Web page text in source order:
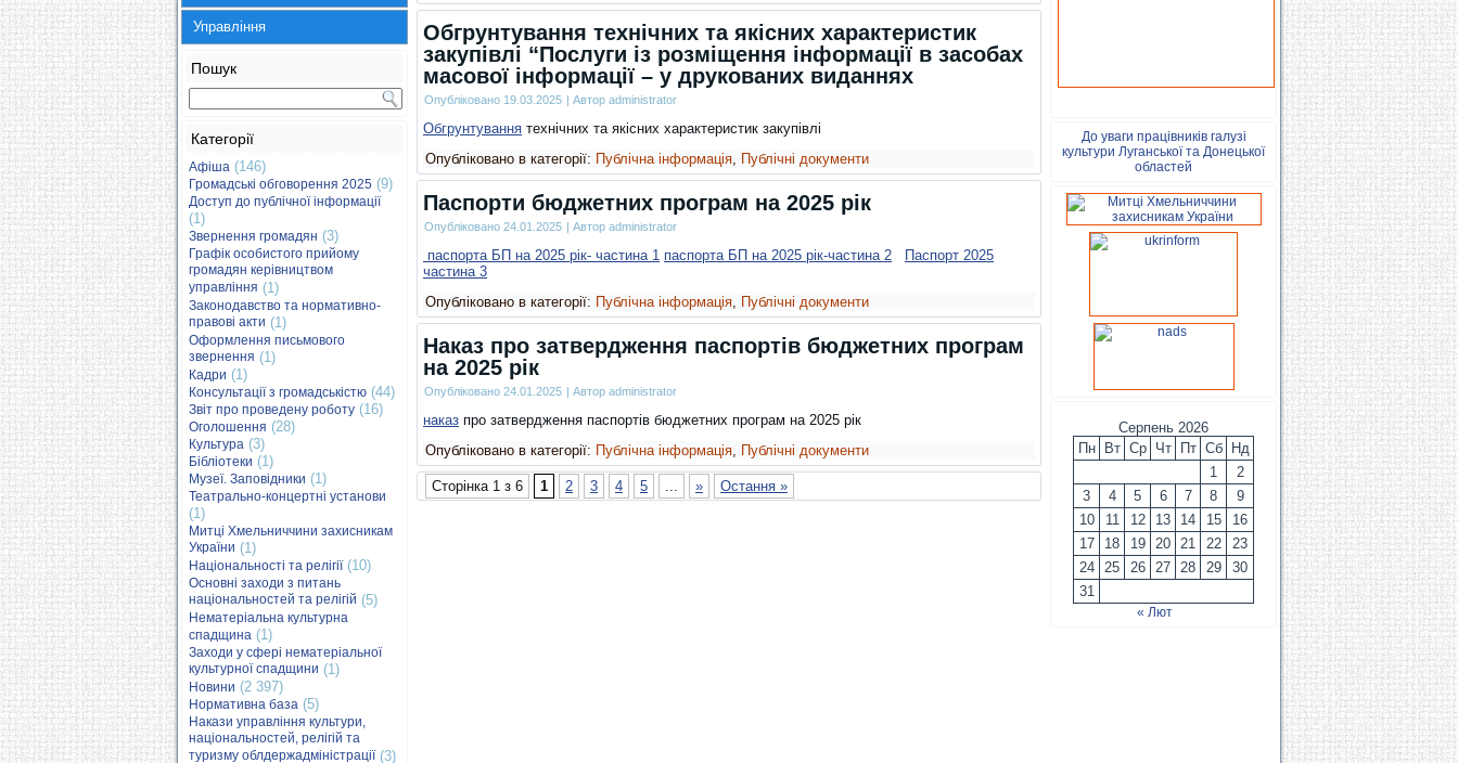
Управління
Пошук
Категорії
Афіша (146)
Громадські обговорення 2025 (9)
Доступ до публічної інформації
(1)
Звернення громадян (3)
Графік особистого прийому
громадян керівництвом
управління (1)
Законодавство та нормативно-
правові акти (1)
Оформлення письмового
звернення (1)
Кадри (1)
Консультації з громадськістю (44)
Звіт про проведену роботу (16)
Оголошення (28)
Культура (3)
Бібліотеки (1)
Музеї. Заповідники (1)
Театрально-концертні установи
(1)
Митці Хмельниччини захисникам
України (1)
Національності та релігії(10)
Основні заходи з питань
національностей та релігій (5)
Нематеріальна культурна
спадщина (1)
Заходи у сфері нематеріальної
культурної спадщини (1)
Новини (2 397)
Нормативна база (5)
Накази управління культури,
національностей, релігій та
туризму облдержадміністрації(3)
Обгрунтування технічних та якісних характеристик
закупівлі “Послуги із розміщення інформації в засобах
масової інформації – у друкованих виданнях
Опубліковано 19.03.2025 | Автор administrator
Обгрунтування технічних та якісних характеристик закупівлі
Опубліковано в категорії: Публічна інформація, Публічні документи
Паспорти бюджетних програм на 2025 рік
Опубліковано 24.01.2025 | Автор administrator
паспорта БП на 2025 рік- частина 1 паспорта БП на 2025 рік-частина 2
Паспорт 2025
частина 3
Опубліковано в категорії: Публічна інформація, Публічні документи
Наказ про затвердження паспортів бюджетних програм
на 2025 рік
Опубліковано 24.01.2025 | Автор administrator
наказ про затвердження паспортів бюджетних програм на 2025 рік
Опубліковано в категорії: Публічна інформація, Публічні документи
Сторінка 1 з 6 1 2 3 4 5 ... » Остання »
До уваги працівників галузі
культури Луганської та Донецької
областей
Серпень 2026
Пн
Вт Ср Чт Пт Сб
Нд
1
2
3
4 5 6 7 8
9
10
11 12 13 14 15
16
17
18 19 20 21 22
23
24
25 26 27 28 29
30
31
« Лют